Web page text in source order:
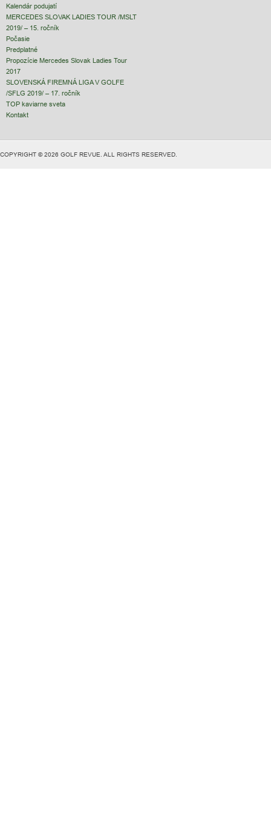
Kalendár podujatí
MERCEDES SLOVAK LADIES TOUR /MSLT
2019/ – 15. ročník
Počasie
Predplatné
Propozície Mercedes Slovak Ladies Tour
2017
SLOVENSKÁ FIREMNÁ LIGA V GOLFE
/SFLG 2019/ – 17. ročník
TOP kaviarne sveta
Kontakt
COPYRIGHT © 2026 GOLF REVUE. ALL RIGHTS RESERVED.